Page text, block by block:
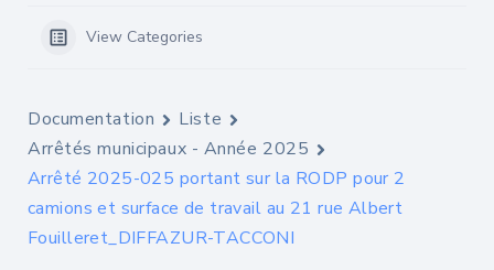
View Categories
Documentation
Liste
Arrêtés municipaux - Année 2025
Arrêté 2025-025 portant sur la RODP pour 2
camions et surface de travail au 21 rue Albert
Fouilleret_DIFFAZUR-TACCONI